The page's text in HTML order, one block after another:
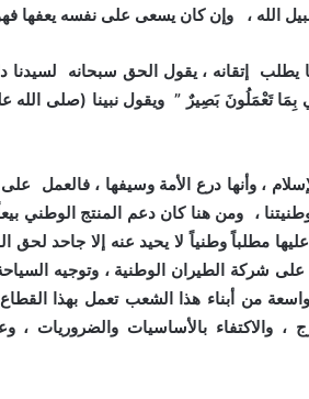
الله ، وإن كان يسعى على نفسه يعفها
يطلب إتقانه ، يقول الحق سبحانه
تَعْمَلُونَ بَصِيرٌ ” ويقول نبينا (صلى الله
، وأنها درع الأمة وسيفها ، فالعمل على
، ومن هنا كان دعم المنتج الوطني
مطلباً وطنياً لا يحيد عنه إلا جاحد
شركة الطيران الوطنية ، وتوجيه السياحة
من أبناء هذا الشعب تعمل بهذا
، والاكتفاء بالأساسيات والضروريات